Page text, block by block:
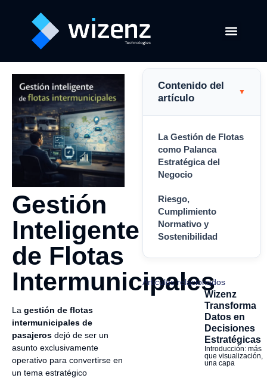
Gestión
Inteligente
de Flotas
Intermunicipales
La gestión de flotas
intermunicipales de
pasajeros dejó de ser un
asunto exclusivamente
operativo para convertirse en
un tema estratégico
Contenido del
artículo
▼
La Gestión de Flotas
como Palanca
Estratégica del
Negocio
Riesgo,
Cumplimiento
Normativo y
Sostenibilidad
Articulos relacionados
Wizenz
Transforma
Datos en
Decisiones
Estratégicas
Introducción: más
que visualización,
una capa